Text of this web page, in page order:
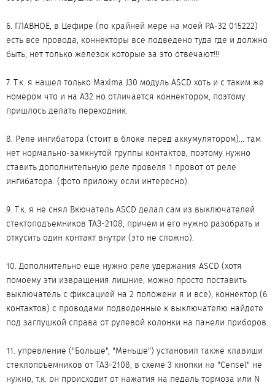
6. ГЛАВНОЕ, в Цефире (по крайней мере на моей PA-32 015222)
есть все провода, коннекторы все подведено туда где и должно
быть, нет только железок которые за это отвечают!!!
7. Т.к. я нашел только Maximа J30 модуль ASCD хоть и с таким же
номером что и на A32 но отличается коннектором, поэтому
пришлось делать переходник.
8. Реле ингибатора (стоит в блоке перед аккумулятором)... там
нет нормально-замкнутой группы контактов, поэтому нужно
ставить дополнительную реле провеля 1 провот от реле
ингибатора. (фото приложу если интересно).
9. Т.к. я не снял Вкючатель ASCD делал сам из выключателей
стектоподъемников ТАЗ-2108, причем и его нужно разобрать и
откусить один контакт внутри (это не сложно).
10. Дополнительно еще нужно реле удержания ASCD (хотя
помоему эти извращения лишние, можно просто поставить
выключатель с фиксацией на 2 положени я и все), коннектор (6
контактов) с проводами подведенные к выключателю найдете
под заглушкой справа от рулевой колонки на панели приборов.
11. упревление ("Больше", "Меньше") установил также клавиши
стеклопоъемников от ТАЗ-2108, в схеме 3 кнопки на "Censel" не
нужно, т.к. он происходит от нажатия на педаль тормоза или N